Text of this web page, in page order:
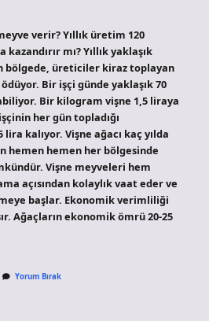
verir? Yıllık üretim 120
mı? Yıllık yaklaşık
bölgede, üreticiler kiraz toplayan
Bir işçi günde yaklaşık 70
Bir kilogram vişne 1,5 liraya
her gün topladığı
kalıyor. Vişne ağacı kaç yılda
hemen hemen her bölgesinde
Vişne meyveleri hem
açısından kolaylık vaat eder ve
başlar. Ekonomik verimliliği
Ağaçların ekonomik ömrü 20-25
Yorum Bırak